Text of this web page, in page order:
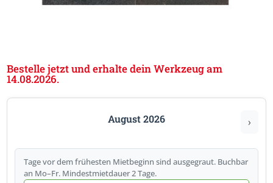
Bestelle jetzt und erhalte dein Werkzeug am
14.08.2026.
August 2026 ›
Tage vor dem frühesten Mietbeginn sind ausgegraut. Buchbar
an Mo–Fr. Mindestmietdauer 2 Tage.